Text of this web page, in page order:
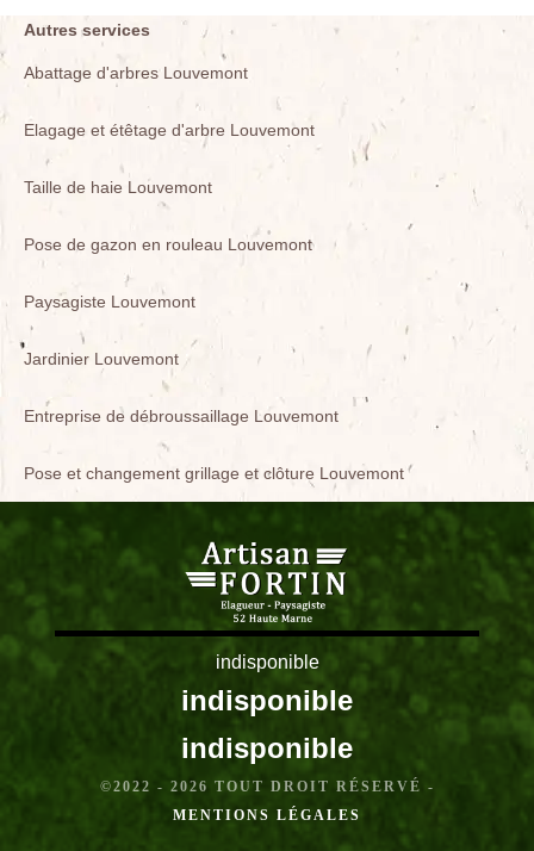
Autres services
Abattage d'arbres Louvemont
Elagage et étêtage d'arbre Louvemont
Taille de haie Louvemont
Pose de gazon en rouleau Louvemont
Paysagiste Louvemont
Jardinier Louvemont
Entreprise de débroussaillage Louvemont
Pose et changement grillage et clôture Louvemont
indisponible
indisponible
indisponible
©2022 - 2026 TOUT DROIT RÉSERVÉ -
MENTIONS LÉGALES